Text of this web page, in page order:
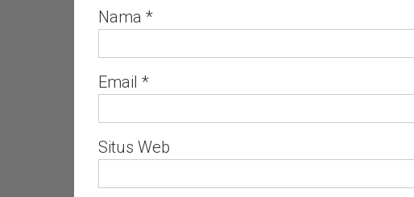
Nama *
Email *
Situs Web